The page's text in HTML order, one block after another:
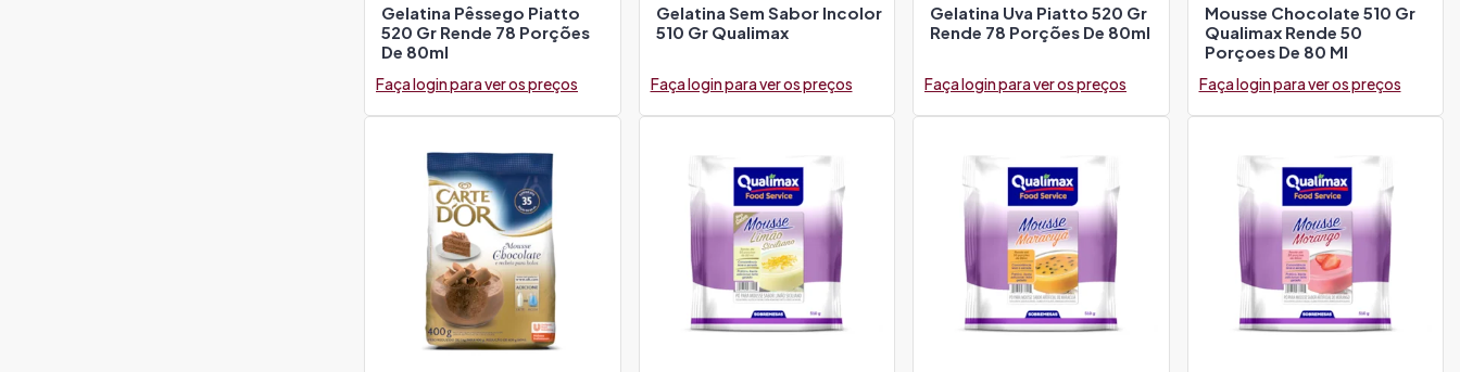
Gelatina Pêssego Piatto
520 Gr Rende 78 Porções
De 80ml
Faça login para ver os preços
Gelatina Sem Sabor Incolor
510 Gr Qualimax
Faça login para ver os preços
Gelatina Uva Piatto 520 Gr
Rende 78 Porções De 80ml
Faça login para ver os preços
Mousse Chocolate 510 Gr
Qualimax Rende 50
Porçoes De 80 Ml
Faça login para ver os preços